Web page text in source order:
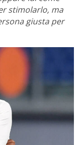
stimolarlo, ma
giusta per